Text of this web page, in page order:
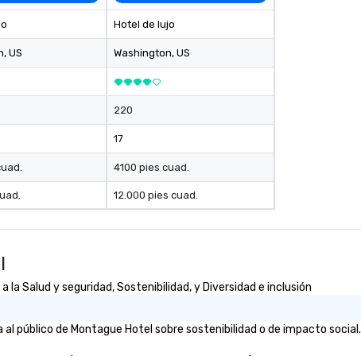
venue we will source one for you.
We are based in Atlanta GA and
can travel through out the South
east and beyond.
, US
Hotel de lujo
Washington, US
220
17
4100 pies cuad.
12.000 pies cuad.
Salud y seguridad, Sostenibilidad, y Diversidad e inclusión
público de Montague Hotel sobre sostenibilidad o de impacto social.